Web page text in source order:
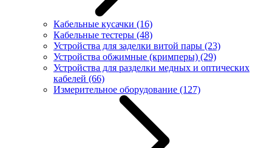
Кабельные кусачки (16)
Кабельные тестеры (48)
Устройства для заделки витой пары (23)
Устройства обжимные (кримперы) (29)
Устройства для разделки медных и оптических
кабелей (66)
Измерительное оборудование (127)